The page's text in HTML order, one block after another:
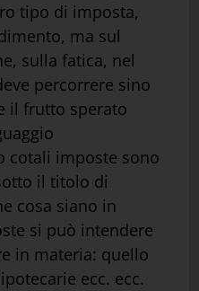
tipo di imposta,
ma sul
sulla fatica, nel
percorrere sino
il frutto sperato
cotali imposte sono
il titolo di
cosa siano in
si può intendere
in materia: quello
ecc. ecc.